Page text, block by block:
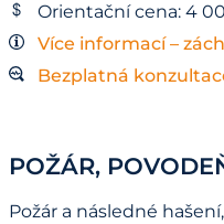
Orientační cena: 4
Více informací –
Bezplatná
POŽÁR,
Požár a následné